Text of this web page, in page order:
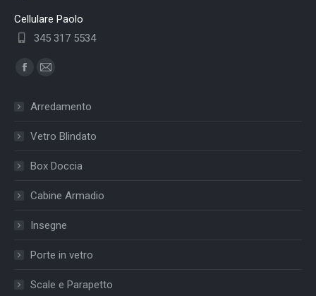
Cellulare Paolo
345 317 5534
Find us on:
Facebook
opens
in
window
Mail
opens
in
window
Arredamento
Vetro Blindato
Box Doccia
Cabine Armadio
Insegne
Porte in vetro
Scale e Parapetto